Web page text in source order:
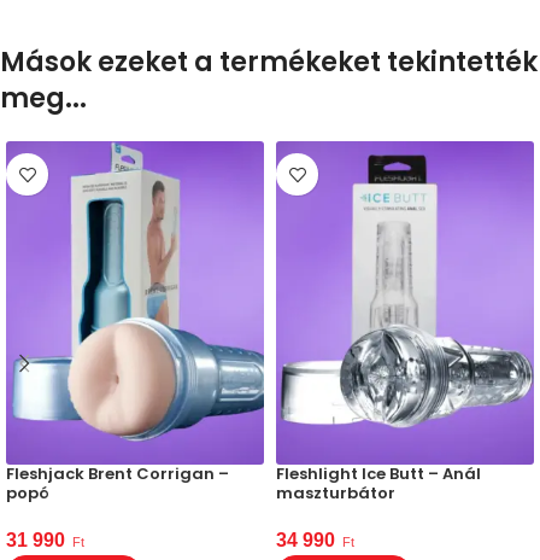
Mások ezeket a termékeket tekintették
meg...
Fleshjack Brent Corrigan –
popó
31 990 Ft
Fleshlight Ice Butt – Anál
maszturbátor
34 990 Ft